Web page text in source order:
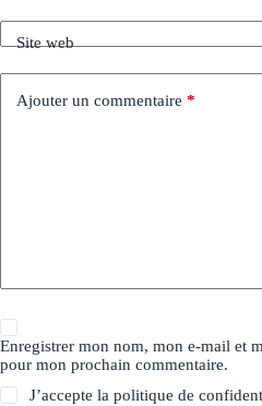
Site web
Ajouter un commentaire *
Enregistrer mon nom, mon e-mail et
pour mon prochain commentaire.
J’accepte lapolitique de